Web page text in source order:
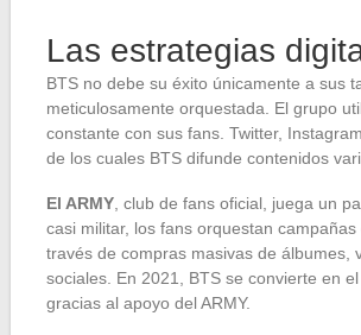
Las estrategias
BTS no debe su éxito únicamente a sus
meticulosamente orquestada. El grupo
constante con sus fans. Twitter,
de los cuales BTS difunde contenidos
El ARMY , club de fans oficial, juega un
casi militar, los fans orquestan
través de compras masivas de álbumes,
sociales. En 2021, BTS se convierte en
gracias al apoyo del ARMY.